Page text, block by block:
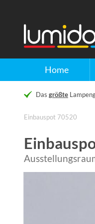
Home
Das größte
Einbauspot 70520